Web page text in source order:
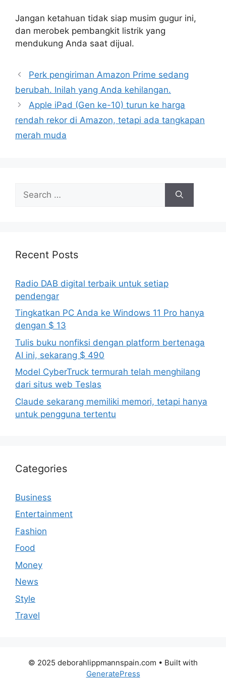
Jangan ketahuan tidak siap musim gugur ini,
dan merobek pembangkit listrik yang
mendukung Anda saat dijual.
Perk pengiriman Amazon Prime sedang
berubah. Inilah yang Anda kehilangan.
Apple iPad (Gen ke-10) turun ke harga
rendah rekor di Amazon, tetapi ada tangkapan
merah muda
for:
Recent Posts
Radio DAB digital terbaik untuk setiap
pendengar
Tingkatkan PC Anda ke Windows 11 Pro hanya
dengan $ 13
Tulis buku nonfiksi dengan platform bertenaga
AI ini, sekarang $ 490
Model CyberTruck termurah telah menghilang
dari situs web Teslas
Claude sekarang memiliki memori, tetapi hanya
untuk pengguna tertentu
Categories
Business
Entertainment
Fashion
Food
Money
News
Style
Travel
© 2025 deborahlippmannspain.com • Built with
GeneratePress